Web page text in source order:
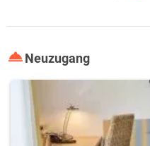
Ein ganz besonderes
Die Besonderheit an dieser
70 Meter in das faszinierende
Sehr empfehlenswert ist auch
und Landgestüts Marbachmit
Neuzugang